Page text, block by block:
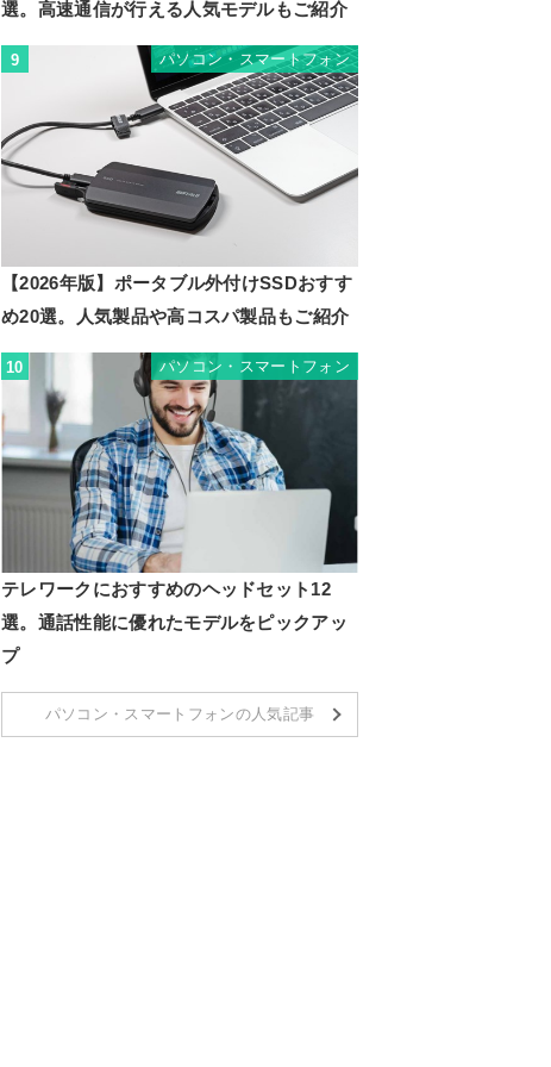
選。高速通信が行える人気モデルもご紹介
9 パソコン・スマートフォン
【2026年版】ポータブル外付けSSDおすす
め20選。人気製品や高コスパ製品もご紹介
10 パソコン・スマートフォン
テレワークにおすすめのヘッドセット12
選。通話性能に優れたモデルをピックアッ
プ
パソコン・スマートフォンの人気記事